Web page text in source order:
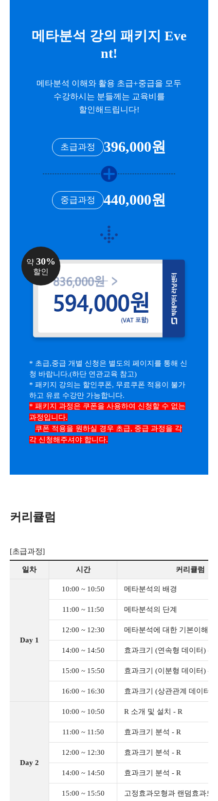
메타분석 강의 패키지 Eve
nt!
메타분석 이해와 활용 초급+중급을 모두
수강하시는 분들께는 교육비를
할인해드립니다!
초급과정 396,000원
중급과정 440,000원
약 30%
할인
* 초급,중급 개별 신청은 별도의 페이지를 통해 신
청 바랍니다.(하단 연관교육 참고)
* 패키지 강의는 할인쿠폰, 무료쿠폰 적용이 불가
하고 유료 수강만 가능합니다.
* 패키지 과정은 쿠폰을 사용하여 신청할 수 없는
과정입니다.
쿠폰 적용을 원하실 경우 초급, 중급 과정을 각
각 신청해주셔야 합니다.
커리큘럼
[초급과정]
일차 시간 커리큘럼
Day 1
10:00 ~ 10:50 메타분석의 배경
11:00 ~ 11:50 메타분석의 단계
12:00 ~ 12:30 메타분석에 대한 기본이해
14:00 ~ 14:50 효과크기 (연속형 데이터) -
15:00 ~ 15:50 효과크기 (이분형 데이터) -
16:00 ~ 16:30 효과크기 (상관관계 데이터)
Day 2
10:00 ~ 10:50 R 소개 및 설치 - R
11:00 ~ 11:50 효과크기 분석 - R
12:00 ~ 12:30 효과크기 분석 - R
14:00 ~ 14:50 효과크기 분석 - R
15:00 ~ 15:50 고정효과모형과 랜덤효과모